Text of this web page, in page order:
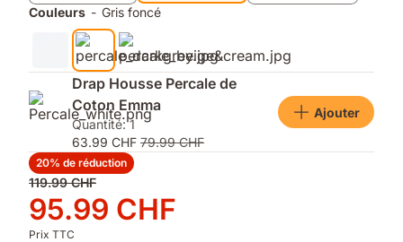
et
sec
confortable
toute
la
nuit
Couleurs - Gris foncé
Drap Housse Percale de
Coton Emma
Quantité: 1
63.99 CHF 79.99 CHF
Ajouter
20% de réduction
Prix
d'origine
119.99 CHF
119.99 CHF
Prix
95.99 CHF
95.99 CHF
Prix TTC